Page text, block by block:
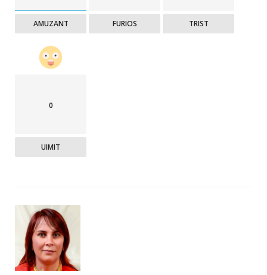
AMUZANT FURIOS TRIST
0
UIMIT